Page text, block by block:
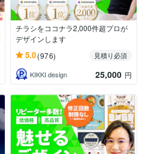
チラシをココナラ2,000件超プロが
デザインします
5.0(976)
見積り必須
KIKKI design
25,000 円